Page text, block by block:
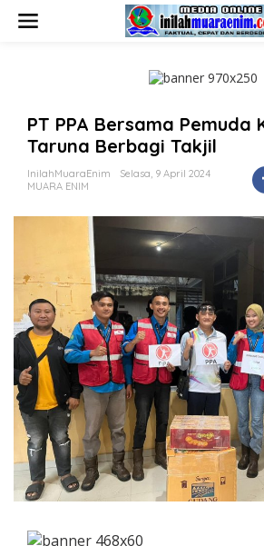
PT PPA Bersama Pemuda
Taruna Berbagi Takjil
InilahMuaraEnim
Selasa, 9 April 2024
MUARA ENIM